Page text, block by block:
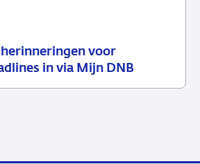
voor
in via Mijn DNB